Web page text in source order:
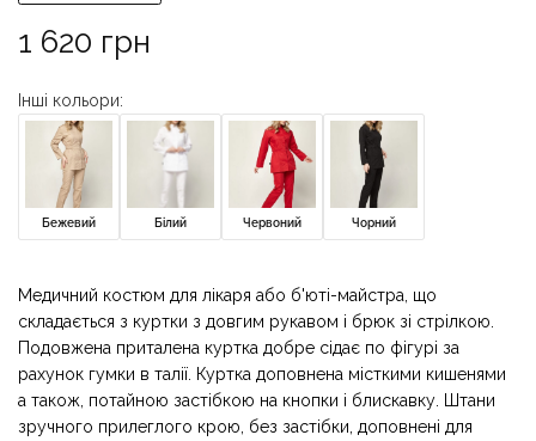
1 620 грн
Інші кольори:
Бежевий Білий Червоний Чорний
Медичний костюм для лікаря або б'юті-майстра, що
складається з куртки з довгим рукавом і брюк зі стрілкою.
Подовжена приталена куртка добре сідає по фігурі за
рахунок гумки в талії. Куртка доповнена місткими кишенями
а також, потайною застібкою на кнопки і блискавку. Штани
зручного прилеглого крою, без застібки, доповнені для